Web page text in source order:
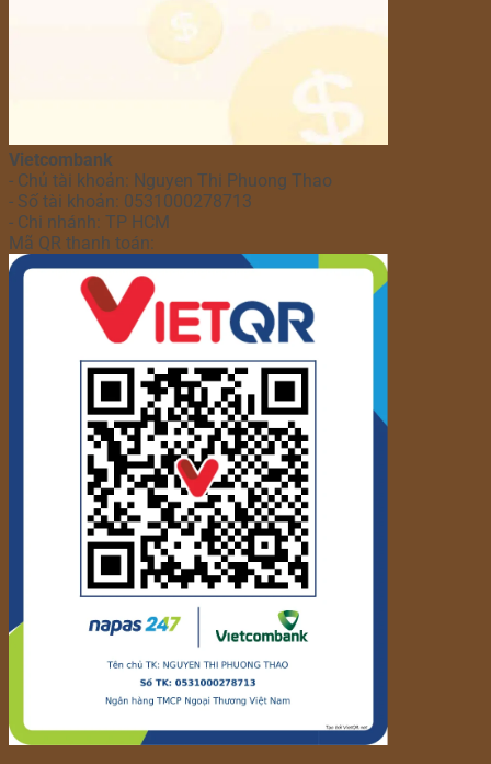
Vietcombank
- Chủ tài khoản: Nguyen Thi Phuong Thao
- Số tài khoản: 0531000278713
- Chi nhánh: TP HCM
Mã QR thanh toán: